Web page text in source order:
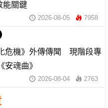
關鍵
2026-08-05 7958
危機》外傳傳聞 現階段專
安魂曲》
2026-08-04 2763